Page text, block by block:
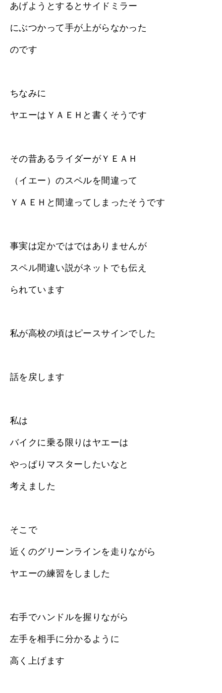
あげようとするとサイドミラー
にぶつかって手が上がらなかった
のです
ちなみに
ヤエーはＹＡＥＨと書くそうです
その昔あるライダーがＹＥＡＨ
（イエー）のスペルを間違って
ＹＡＥＨと間違ってしまったそうです
事実は定かではではありませんが
スペル間違い説がネットでも伝え
られています
私が高校の頃はピースサインでした
話を戻します
私は
バイクに乗る限りはヤエーは
やっぱりマスターしたいなと
考えました
そこで
近くのグリーンラインを走りながら
ヤエーの練習をしました
右手でハンドルを握りながら
左手を相手に分かるように
高く上げます